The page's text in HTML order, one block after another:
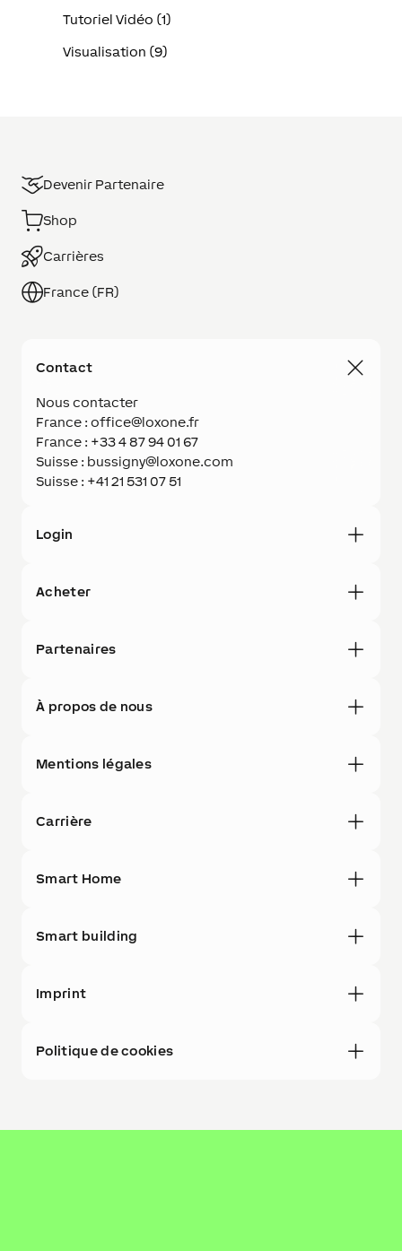
Tutoriel Vidéo (1)
Visualisation (9)
Devenir Partenaire
Shop
Carrières
France (FR)
Contact
Nous contacter
France : office@loxone.fr
France : +33 4 87 94 01 67
Suisse : bussigny@loxone.com
Suisse : +41 21 531 07 51
Login
Acheter
Partenaires
À propos de nous
Mentions légales
Carrière
Smart Home
Smart building
Imprint
Politique de cookies